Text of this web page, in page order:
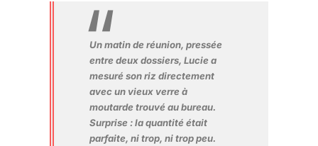
Un matin de réunion, pressée
entre deux dossiers, Lucie a
mesuré son riz directement
avec un vieux verre à
moutarde trouvé au bureau.
Surprise : la quantité était
parfaite, ni trop, ni trop peu.